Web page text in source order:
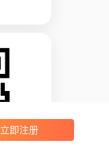
立即注册